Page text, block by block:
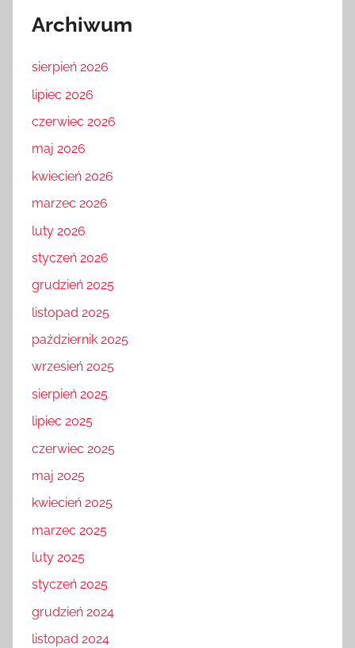
Archiwum
sierpień 2026
lipiec 2026
czerwiec 2026
maj 2026
kwiecień 2026
marzec 2026
luty 2026
styczeń 2026
grudzień 2025
listopad 2025
październik 2025
wrzesień 2025
sierpień 2025
lipiec 2025
czerwiec 2025
maj 2025
kwiecień 2025
marzec 2025
luty 2025
styczeń 2025
grudzień 2024
listopad 2024